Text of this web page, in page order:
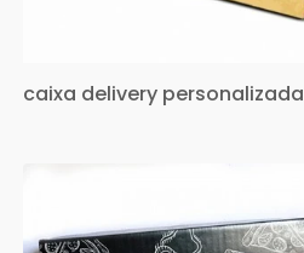
caixa delivery personalizada